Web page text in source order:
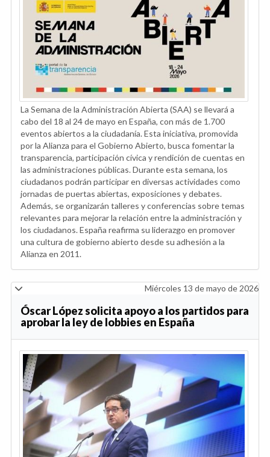
La Semana de la Administración Abierta (SAA) se llevará a
cabo del 18 al 24 de mayo en España, con más de 1.700
eventos abiertos a la ciudadanía. Esta iniciativa, promovida
por la Alianza para el Gobierno Abierto, busca fomentar la
transparencia, participación cívica y rendición de cuentas en
las administraciones públicas. Durante esta semana, los
ciudadanos podrán participar en diversas actividades como
jornadas de puertas abiertas, exposiciones y debates.
Además, se organizarán talleres y conferencias sobre temas
relevantes para mejorar la relación entre la administración y
los ciudadanos. España reafirma su liderazgo en promover
una cultura de gobierno abierto desde su adhesión a la
Alianza en 2011.
Miércoles 13 de mayo de 2026
Óscar López solicita apoyo a los partidos para
aprobar la ley de lobbies en España